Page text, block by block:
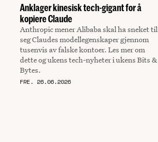
Anklager kinesisk tech-gigant for å
kopiere Claude
Anthropic mener Alibaba skal ha sneket til
seg Claudes modellegenskaper gjennom
tusenvis av falske kontoer. Les mer om
dette og ukens tech-nyheter i ukens Bits &
Bytes.
FRE. 26.06.2026